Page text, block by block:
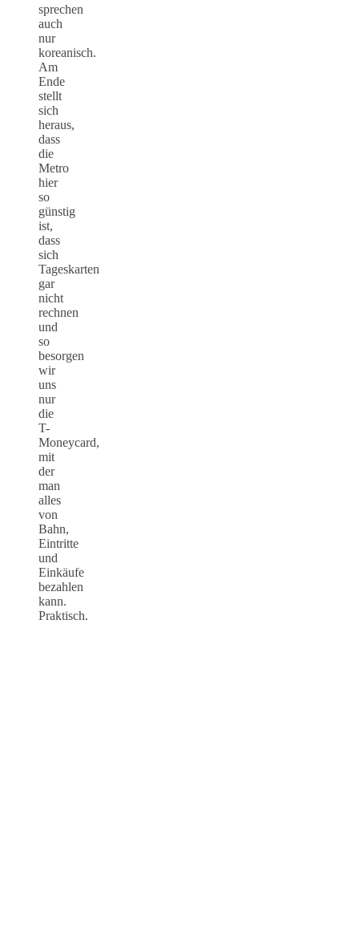
sprechen
auch
nur
koreanisch.
Am
Ende
stellt
sich
heraus,
dass
die
Metro
hier
so
günstig
ist,
dass
sich
Tageskarten
gar
nicht
rechnen
und
so
besorgen
wir
uns
nur
die
T-
Moneycard,
mit
der
man
alles
von
Bahn,
Eintritte
und
Einkäufe
bezahlen
kann.
Praktisch.